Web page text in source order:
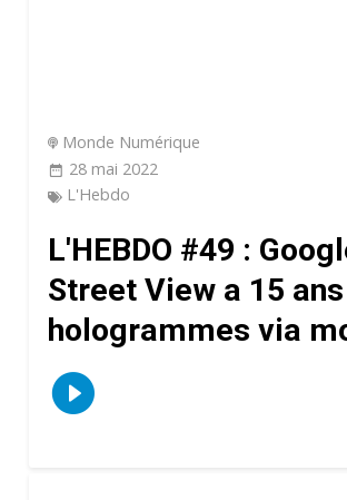
Monde Numérique
28 mai 2022
L'Hebdo
L'HEBDO #49 :
Street View a 15
hologrammes via